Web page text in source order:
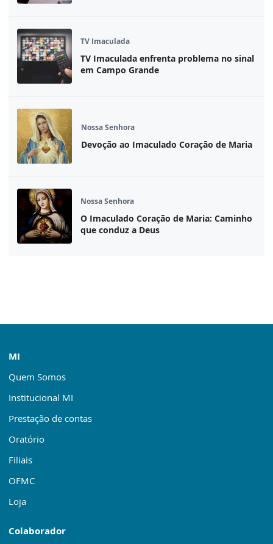
TV Imaculada
TV Imaculada enfrenta problema no sinal
em Campo Grande
Nossa Senhora
Devoção ao Imaculado Coração de Maria
Nossa Senhora
O Imaculado Coração de Maria: Caminho
que conduz a Deus
MI
Quem Somos
Institucional MI
Prestação de contas
Oratório
Filiais
OFMC
Loja
Colaborador